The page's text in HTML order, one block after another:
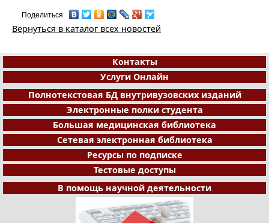
Поделиться
Вернуться в каталог всех новостей
Контакты
Услуги Онлайн
Полнотекстовая БД внутривузовских изданий
Электронные полки студента
Большая медицинская библиотека
Сетевая электронная библиотека
Ресурсы по подписке
Тестовые доступы
В помощь научной деятельности